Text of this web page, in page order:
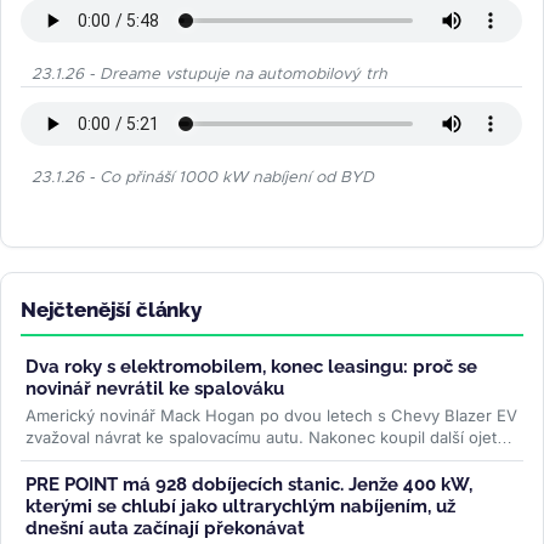
23.1.26 - Dreame vstupuje na automobilový trh
23.1.26 - Co přináší 1000 kW nabíjení od BYD
Nejčtenější články
Dva roky s elektromobilem, konec leasingu: proč se
novinář nevrátil ke spalováku
Americký novinář Mack Hogan po dvou letech s Chevy Blazer EV
zvažoval návrat ke spalovacímu autu. Nakonec koupil další ojetý
elektromobil...>>
PRE POINT má 928 dobíjecích stanic. Jenže 400 kW,
kterými se chlubí jako ultrarychlým nabíjením, už
dnešní auta začínají překonávat